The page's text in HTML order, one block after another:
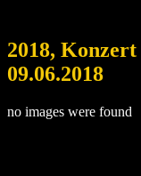
2018,
09.06.2018
no images were found